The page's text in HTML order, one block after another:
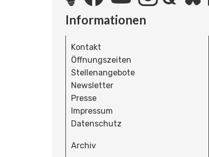
Informationen
Kontakt
Öffnungszeiten
Stellenangebote
Newsletter
Presse
Impressum
Datenschutz
Archiv